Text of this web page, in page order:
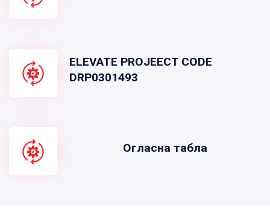
ELEVATE PROJEECT CODE
DRP0301493
Огласна табла